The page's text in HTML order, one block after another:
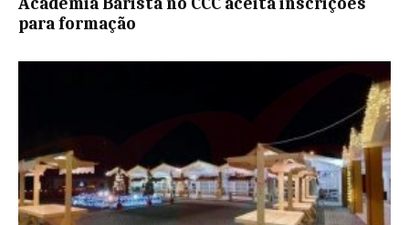
para formação